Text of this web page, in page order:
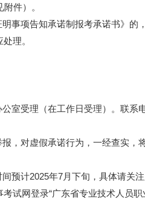
件）。
项告知承诺制报考承诺书》的
理。
受理（在工作日受理）。联系电
对虚假承诺行为，一经查实，
计2025年7月下旬，具体请关注
试网登录“广东省专业技术人员职